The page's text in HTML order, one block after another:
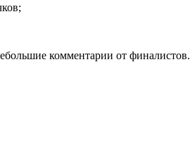
комментарии от финалистов.